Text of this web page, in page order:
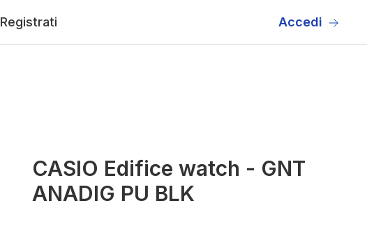
Registrati Accedi
CASIO Edifice watch - GNT
ANADIG PU BLK